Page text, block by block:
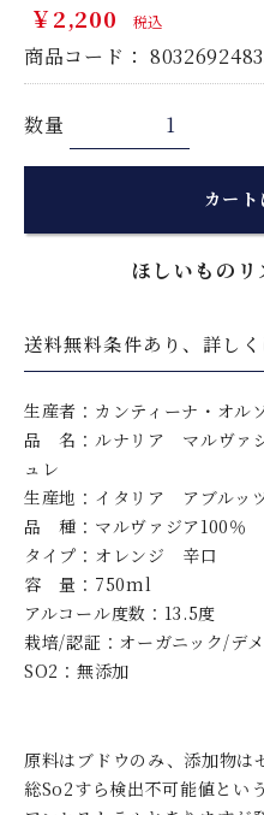
￥2,200 税込
商品コード：
数量
カート
ほしいもの
送料無料条件あり、詳し
生産者：カンティーナ・オル
品 名：ルナリア マルヴァ
ュレ
生産地：イタリア アブルッ
品 種：マルヴァジア100％
タイプ：オレンジ 辛口
容 量：750ml
アルコール度数：13.5度
栽培/認証：オーガニック/デ
SO2：無添加
原料はブドウのみ、添加物は
総So2すら検出不可能値とい